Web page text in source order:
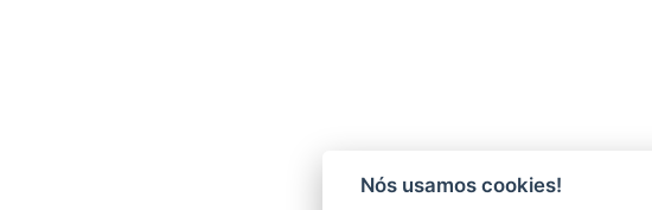
Nós usamos cookies!